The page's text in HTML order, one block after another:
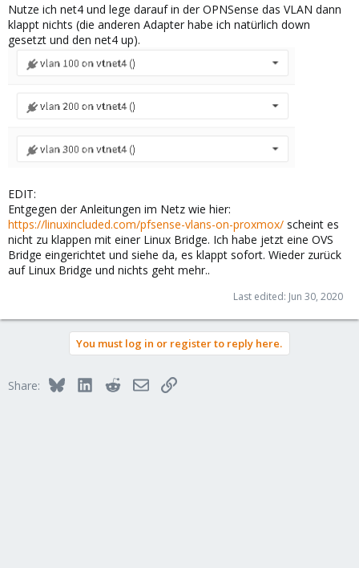
Nutze ich net4 und lege darauf in der OPNSense das VLAN dann
klappt nichts (die anderen Adapter habe ich natürlich down
gesetzt und den net4 up).
EDIT:
Entgegen der Anleitungen im Netz wie hier:
https://linuxincluded.com/pfsense-vlans-on-proxmox/ scheint es
nicht zu klappen mit einer Linux Bridge. Ich habe jetzt eine OVS
Bridge eingerichtet und siehe da, es klappt sofort. Wieder zurück
auf Linux Bridge und nichts geht mehr..
Last edited: Jun 30, 2020
You must log in or register to reply here.
Share: BlueskyLinkedInRedditEmailLink